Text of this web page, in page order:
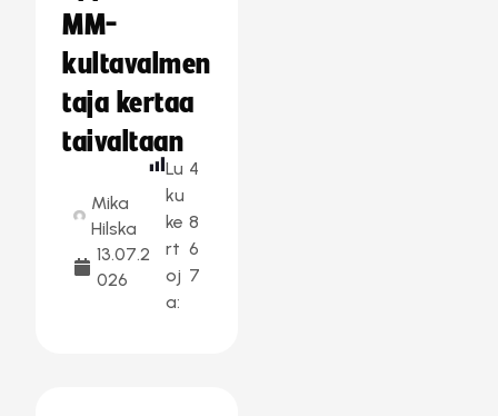
MM-
kultavalmen
taja kertaa
taivaltaan
Mika
Hilska
13.07.2
026
Lu
ku
ke
rt
oj
a:
4
8
6
7